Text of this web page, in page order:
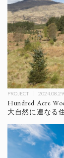
PROJECT 2024.08.29
Hundred Acre
大自然に連なる